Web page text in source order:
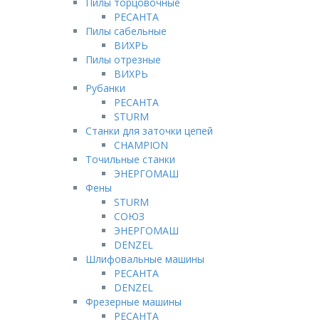
РЕСАНТА
Пилы сабельные
ВИХРЬ
Пилы отрезные
ВИХРЬ
Рубанки
РЕСАНТА
STURM
Станки для заточки цепей
CHAMPION
Точильные станки
ЭНЕРГОМАШ
Фены
STURM
СОЮЗ
ЭНЕРГОМАШ
DENZEL
Шлифовальные машины
РЕСАНТА
DENZEL
Фрезерные машины
РЕСАНТА